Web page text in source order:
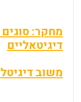
מחקר:
דיגיטאליים
משוב